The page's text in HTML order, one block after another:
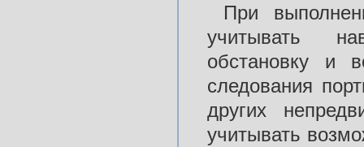
При
учитывать
обстановку и
следования
других
учитывать